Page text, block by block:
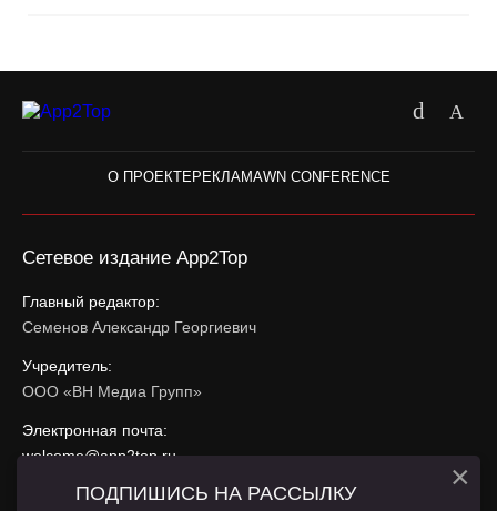
О ПРОЕКТЕРЕКЛАМАWN CONFERENCE
Сетевое издание App2Top
Главный редактор:
Семенов Александр Георгиевич
Учредитель:
ООО «ВН Медиа Групп»
Электронная почта:
welcome@app2top.ru
При использовании материалов активная ссылка на
ПОДПИШИСЬ НА РАССЫЛКУ ×